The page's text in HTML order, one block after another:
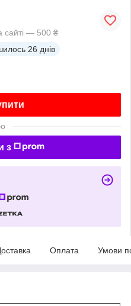
сайті — 500 ₴
26 днів
з
Оплата Умови